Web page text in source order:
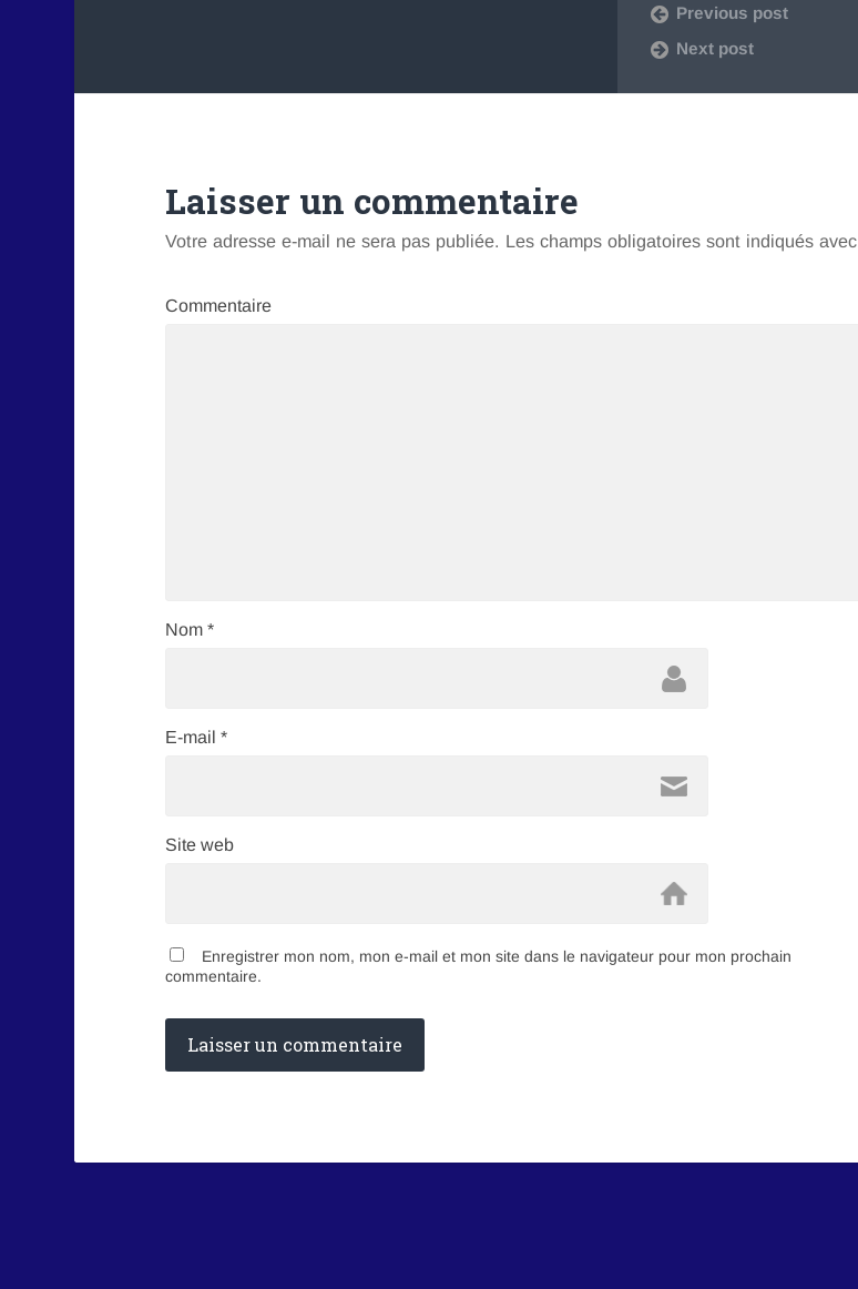
Previous post
Next post
Laisser un commentaire
Votre adresse e-mail ne sera pas publiée. Les champs obligatoires sont indiqués avec
Commentaire
Nom *
E-mail *
Site web
Enregistrer mon nom, mon e-mail et mon site dans le navigateur pour mon prochain
commentaire.